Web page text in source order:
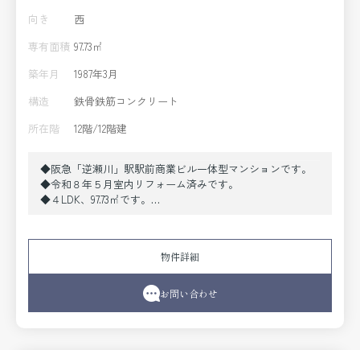
向き
西
専有面積 97.73㎡
築年月
1987年3月
構造
鉄骨鉄筋コンクリート
所在階
12階/12階建
◆阪急「逆瀬川」駅駅前商業ビル一体型マンションです。
◆令和８年５月室内リフォーム済みです。
◆４LDK、97.73㎡です。
物件詳細
お問い合わせ